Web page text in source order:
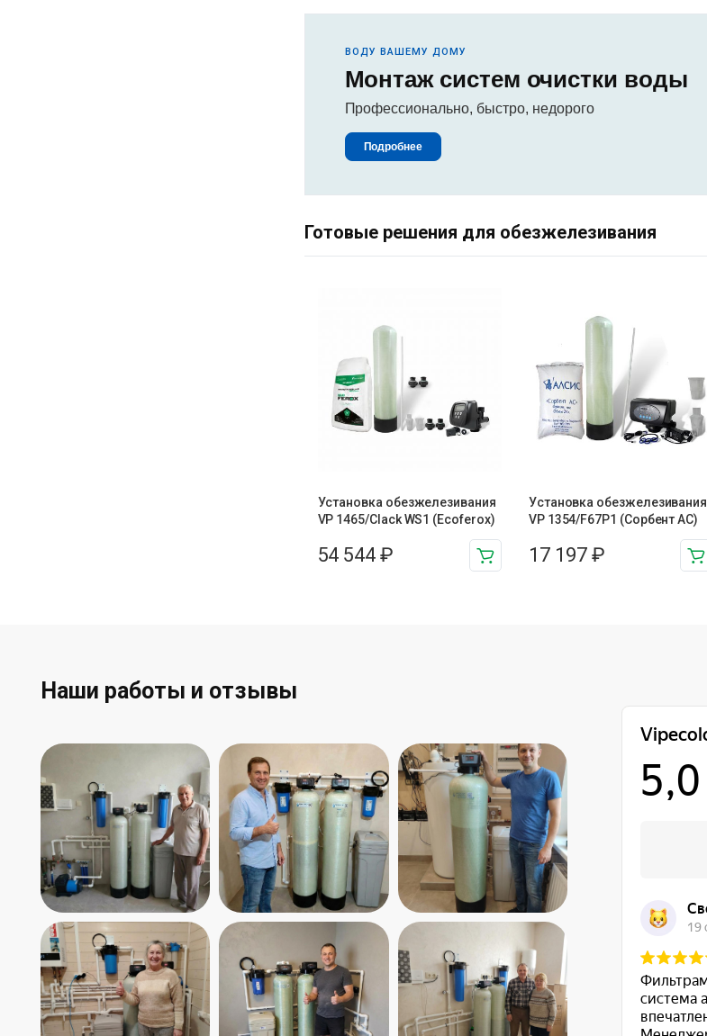
ВОДУ ВАШЕМУ ДОМУ
Монтаж систем очистки воды
Профессионально, быстро, недорого
Подробнее
Готовые решения для обезжелезивания
Установка обезжелезивания
VP 1465/Clack WS1 (Ecoferox)
54 544₽
Установка обезжелезивания
VP 1354/F67P1 (Сорбент АС)
17 197 ₽
Наши работы​ и отзывы